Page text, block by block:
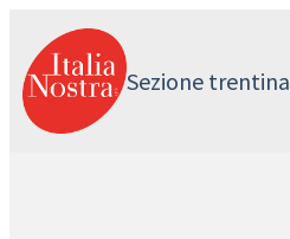
contenuto
Sezione trentina